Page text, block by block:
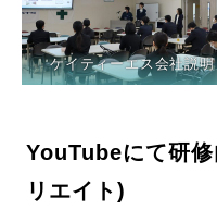
ケイティーエス会社説明
YouTubeにて研
リエイト)